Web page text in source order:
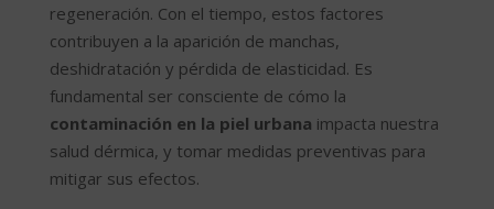
regeneración. Con el tiempo, estos factores
contribuyen a la aparición de manchas,
deshidratación y pérdida de elasticidad. Es
fundamental ser consciente de cómo la
contaminación en la piel urbana impacta nuestra
salud dérmica, y tomar medidas preventivas para
mitigar sus efectos.